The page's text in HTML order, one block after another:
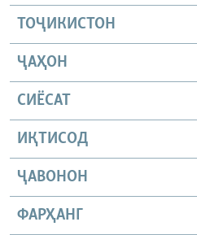
ТОҶИКИСТОН
ҶАҲОН
СИЁСАТ
ИҚТИСОД
ҶАВОНОН
ФАРҲАНГ